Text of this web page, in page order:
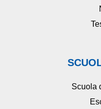
Scuola